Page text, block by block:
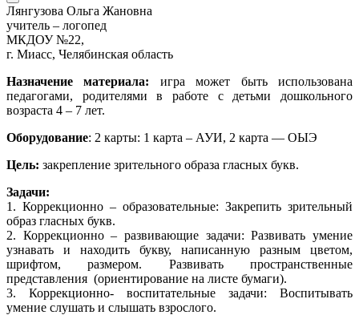
Лянгузова Ольга Жановна
учитель – логопед
МКДОУ №22,
г. Миасс, Челябинская область
Назначение материала: игра может быть использована
педагогами, родителями в работе с детьми дошкольного
возраста 4 – 7 лет.
Оборудование: 2 карты: 1 карта – АУИ, 2 карта — ОЫЭ
Цель: закрепление зрительного образа гласных букв.
Задачи:
1. Коррекционно – образовательные: Закрепить зрительный
образ гласных букв.
2. Коррекционно – развивающие задачи: Развивать умение
узнавать и находить букву, написанную разным цветом,
шрифтом, размером. Развивать пространственные
представления (ориентирование на листе бумаги).
3. Коррекционно- воспитательные задачи: Воспитывать
умение слушать и слышать взрослого.